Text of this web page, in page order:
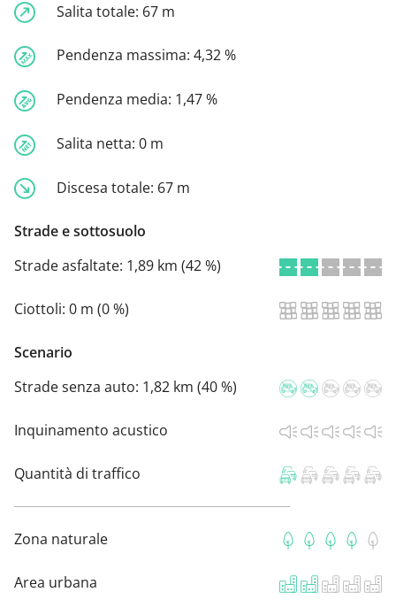
Salita totale: 67 m
Pendenza massima: 4,32 %
Pendenza media: 1,47 %
Salita netta: 0 m
Discesa totale: 67 m
Strade e sottosuolo
Strade asfaltate: 1,89 km (42 %)
Ciottoli: 0 m (0 %)
Scenario
Strade senza auto: 1,82 km (40 %)
Inquinamento acustico
Quantità di traffico
Zona naturale
Area urbana